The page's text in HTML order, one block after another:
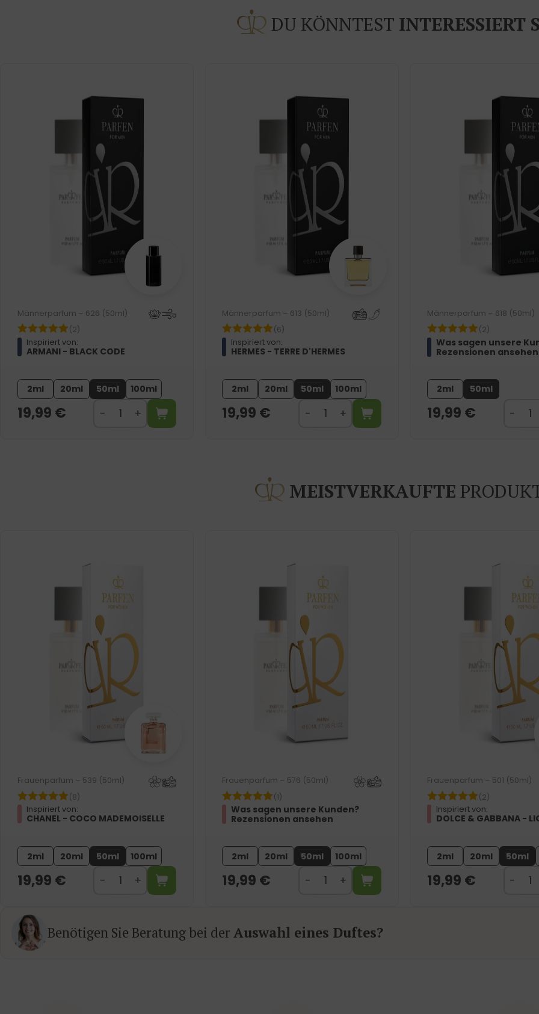
DU KÖNNTEST INTERESSIERT
Männerparfum – 626 (50ml)
(2)
Inspiriert von:
ARMANI - BLACK CODE
2ml 20ml 50ml 100ml
19,99 €
Männerparfum – 613 (50ml)
(6)
Inspiriert von:
HERMES - TERRE D'HERMES
2ml 20ml 50ml 100ml
19,99 €
Männerparfum – 618 (50ml)
(2)
Was sagen unsere
Rezensionen ansehen
2ml 50ml
19,99 €
MEISTVERKAUFTE
Frauenparfum – 539 (50ml)
(8)
Inspiriert von:
CHANEL - COCO MADEMOISELLE
2ml 20ml 50ml 100ml
19,99 €
Frauenparfum – 576 (50ml)
(1)
Was sagen unsere Kunden?
Rezensionen ansehen
2ml 20ml 50ml 100ml
19,99 €
Frauenparfum – 501 (50ml)
(2)
Inspiriert von:
DOLCE & GABBANA -
2ml 20ml 50ml
19,99 €
Benötigen Sie Beratung bei derAuswahl eines Duftes?